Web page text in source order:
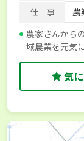
仕 事
農
農家さんから
域農業を元気
気